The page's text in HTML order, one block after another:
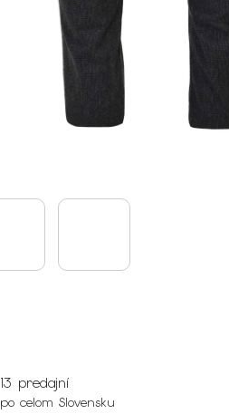
13 predajní
po celom Slovensku